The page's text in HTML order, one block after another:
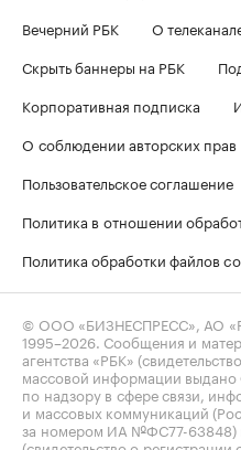
Вечерний РБК
О
Скрыть баннеры на РБК
Корпоративная подписка
О соблюдении авторских прав
Пользовательское соглашение
Политика в отношении
Политика обработки файлов
© ООО «БИЗНЕСПРЕСС», АО
1995–2026 . Сообщения и
агентства «РБК»
массовой информации
по надзору в сфере связи,
и массовых коммуникаций
за номером ИА №ФС77-63848)